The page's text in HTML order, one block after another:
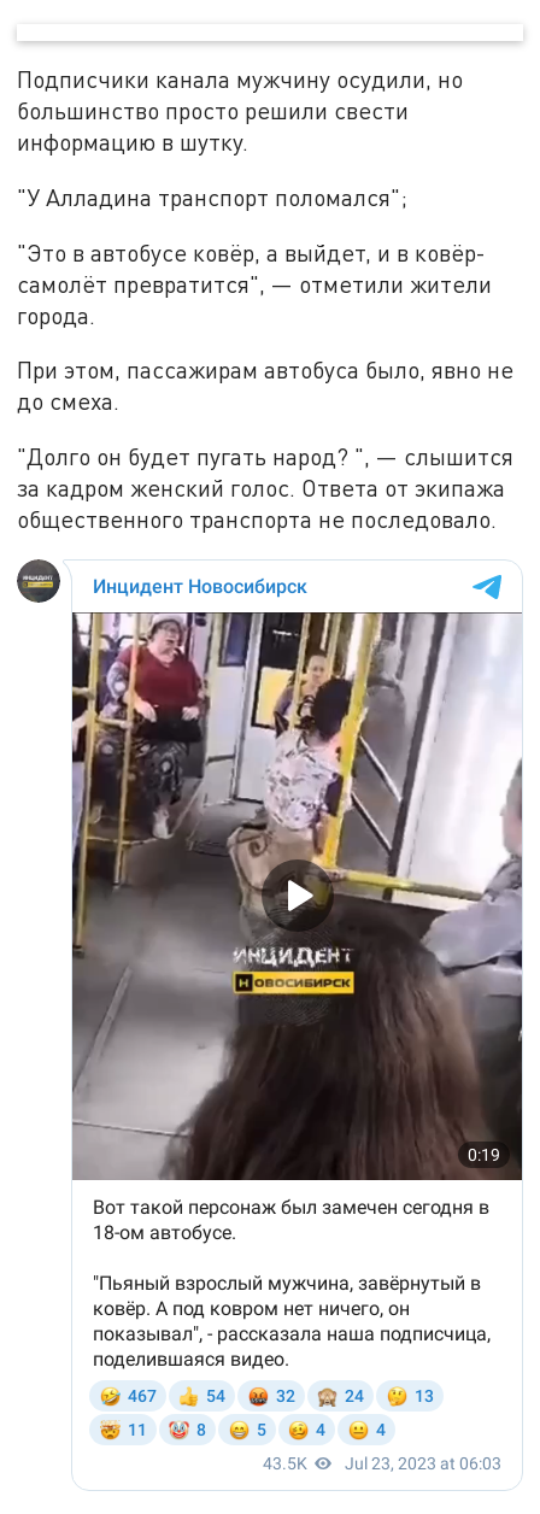
Подписчики канала мужчину осудили, но
большинство просто решили свести
информацию в шутку.
"У Алладина транспорт поломался";
"Это в автобусе ковёр, а выйдет, и в ковёр-
самолёт превратится", — отметили жители
города.
При этом, пассажирам автобуса было, явно не
до смеха.
"Долго он будет пугать народ? ", — слышится
за кадром женский голос. Ответа от экипажа
общественного транспорта не последовало.